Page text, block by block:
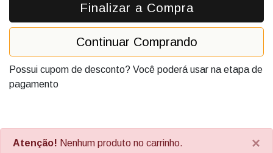
Finalizar a Compra
Continuar Comprando
Possui cupom de desconto? Você poderá usar na etapa de
pagamento
×
Atenção! Nenhum produto no carrinho.